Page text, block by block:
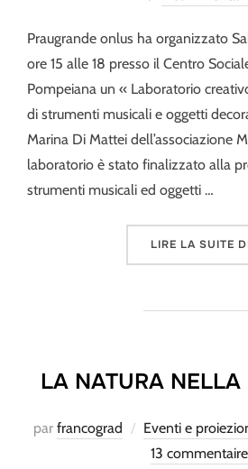
Praugrande onlus ha organizzato
ore 15 alle 18 presso il Centro
Pompeiana un « Laboratorio
di strumenti musicali e oggetti
Marina Di Mattei dell’associazione
laboratorio è stato finalizzato alla
strumenti musicali ed oggetti …
LIRE LA SUITE
LA NATURA
par francograd Eventi e
13